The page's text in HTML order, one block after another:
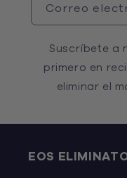
Correo
Suscríbete a
primero en
eliminar el
EOS